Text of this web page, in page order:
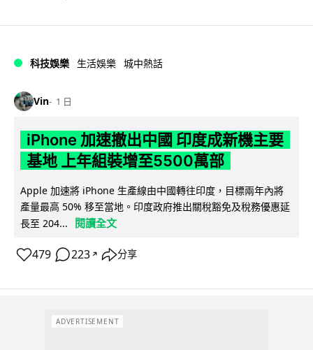
科技娛樂 生活娛樂 城中熱話
Vin 1 日
iPhone 加速撤出中國 印度成新機主要
基地 上年組裝增至5500萬部
Apple 加速將 iPhone 生產線由中國轉往印度，目標兩年內將
產量最高 50% 移至當地。印度政府推出關稅豁免及稅務優惠延
長至 204...
閱讀全文
479 223 ↗ 分享
ADVERTISEMENT